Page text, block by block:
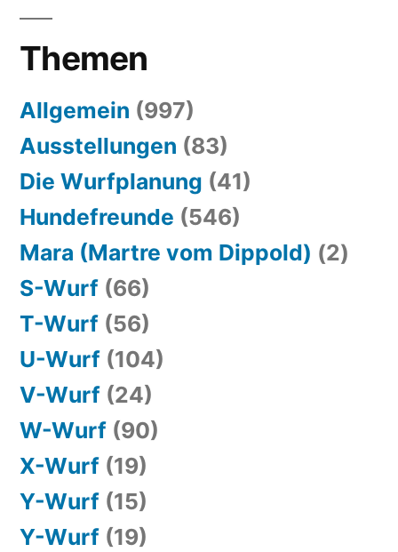
Themen
Allgemein (997)
Ausstellungen (83)
Die Wurfplanung (41)
Hundefreunde (546)
Mara (Martre vom Dippold) (2)
S-Wurf (66)
T-Wurf (56)
U-Wurf (104)
V-Wurf (24)
W-Wurf (90)
X-Wurf (19)
Y-Wurf (15)
Y-Wurf (19)